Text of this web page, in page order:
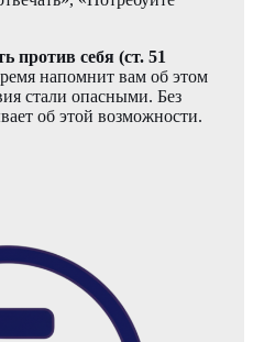
против себя (ст. 51
напомнит вам об этом
стали опасными. Без
об этой возможности.